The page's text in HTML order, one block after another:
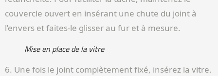
couvercle ouvert en insérant une chute du joint à
l’envers et faites-le glisser au fur et à mesure.
Mise en place de la vitre
6. Une fois le joint complètement fixé, insérez la vitre.